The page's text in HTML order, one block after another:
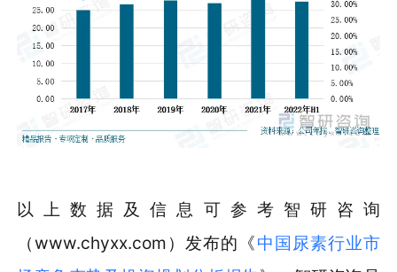
以上数据及信息可参考智研咨询
（www.chyxx.com）发布的《中国尿素行业市